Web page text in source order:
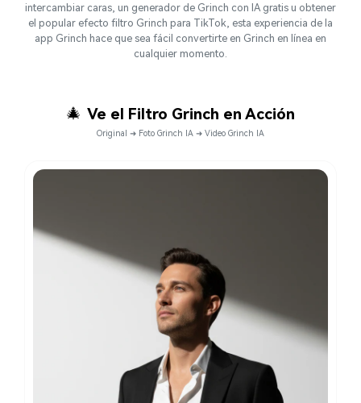
intercambiar caras, un generador de Grinch con IA gratis u obtener
el popular efecto filtro Grinch para TikTok, esta experiencia de la
app Grinch hace que sea fácil convertirte en Grinch en línea en
cualquier momento.
🎄 Ve el Filtro Grinch en Acción
Original ➜ Foto Grinch IA ➜ Video Grinch IA